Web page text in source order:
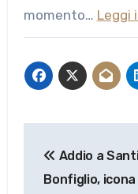
momento… Leggi
articoli
Addio a
Bonfiglio, icona